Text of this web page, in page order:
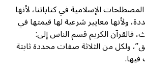
الإسلامية في كتاباتنا، لأنها
ولأنها معايير شرعية لها قيمتها في
فالقرآن الكريم قسم الناس إلى:
ولكل من الثلاثة صفات محددة ثابتة
فيها.